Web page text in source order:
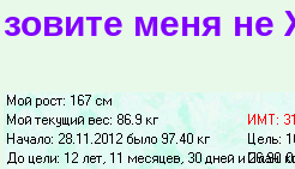
зовите меня